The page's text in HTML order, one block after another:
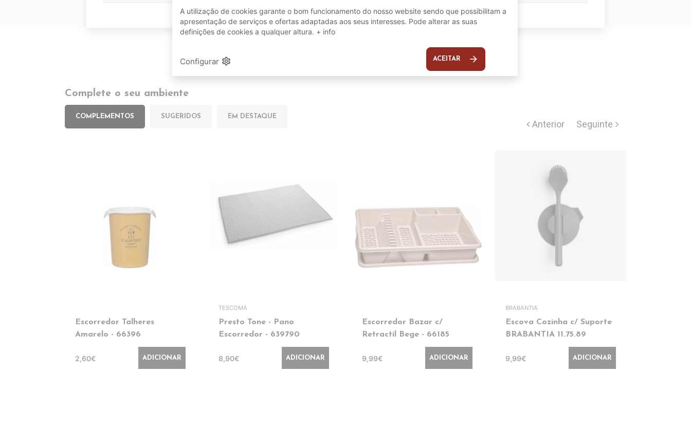
Complete o seu ambiente
COMPLEMENTOS SUGERIDOS EM DESTAQUE
Escorredor Talheres
Amarelo - 66396
2,60€ ADICIONAR
TESCOMA
Presto Tone - Pano
Escorredor - 639790
8,90€ ADICIONAR
Escorredor Bazar c/
Retractil Bege - 66185
9,99€ ADICIONAR
BRABANTIA
Escova Cozinha c/ Suporte
BRABANTIA 11.75.89
9,99€ ADICIONAR
A utilização de cookies garante o bom funcionamento do nosso website sendo que possibilitam a
apresentação de serviços e ofertas adaptadas aos seus interesses. Pode alterar as suas
definições de cookies a qualquer altura. + info
Configurar settings ACEITAR arrow_forward